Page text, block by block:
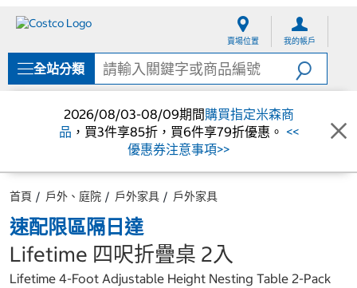
單
賣場位置 我的帳戶
全站分類
2026/08/03-08/09期間購買指定米森商
品 ，買3件享85折，買6件享79折優惠。 <<
優惠券注意事項>>
首頁 戶外、庭院 戶外家具 戶外家具
速配限區隔日達
Lifetime 四呎折疊桌 2入
Lifetime 4-Foot Adjustable Height Nesting Table 2-Pack